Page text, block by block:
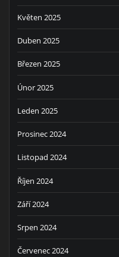
Květen 2025
Duben 2025
Březen 2025
Únor 2025
Leden 2025
Prosinec 2024
Listopad 2024
Říjen 2024
Září 2024
Srpen 2024
Červenec 2024